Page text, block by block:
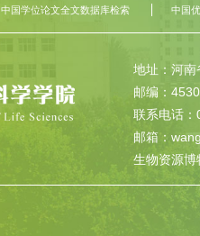
中国学位论文全文数据库检索 中国
地址：河
邮编：
联系电话
邮箱：
生物资源